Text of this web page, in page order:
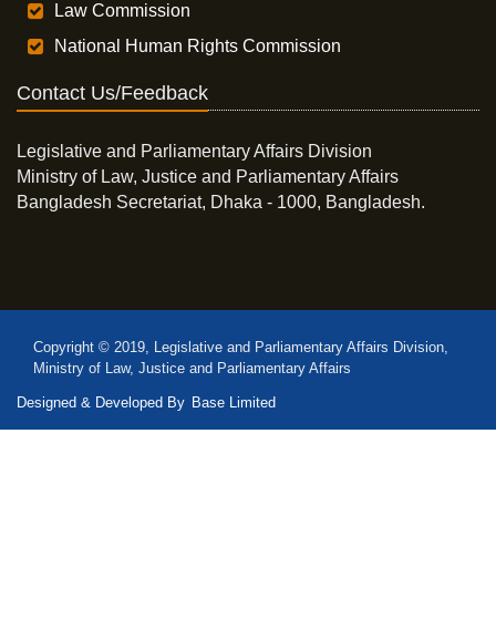
Law Commission
National Human Rights Commission
Contact Us/Feedback
Legislative and Parliamentary Affairs Division
Ministry of Law, Justice and Parliamentary Affairs
Bangladesh Secretariat, Dhaka - 1000, Bangladesh.
Copyright © 2019, Legislative and Parliamentary Affairs Division,
Ministry of Law, Justice and Parliamentary Affairs
Designed & Developed By Base Limited